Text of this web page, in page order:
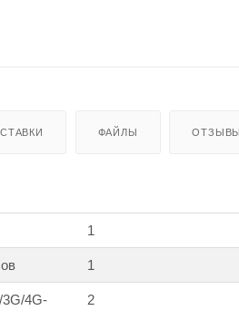
ФАЙЛЫ ОТЗЫВЫ
1
1
4G-
2